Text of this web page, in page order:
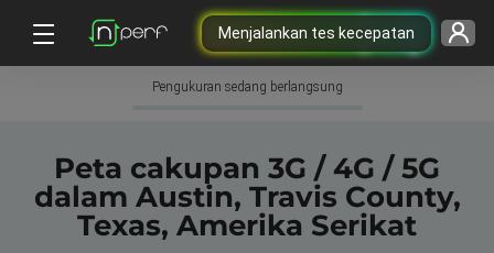
Menjalankan tes kecepatan
Pengukuran sedang berlangsung
Peta cakupan 3G / 4G / 5G
dalam Austin, Travis County,
Texas, Amerika Serikat